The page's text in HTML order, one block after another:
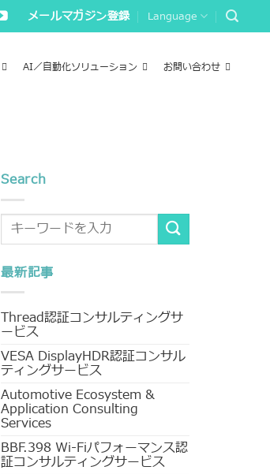
メールマガジン登録 Language
AI／自動化ソリューション お問い合わせ
Search
最新記事
Thread認証コンサルティングサ
ービス
VESA DisplayHDR認証コンサル
ティングサービス
Automotive Ecosystem &
Application Consulting
Services
BBF.398 Wi-Fiパフォーマンス認
証コンサルティングサービス